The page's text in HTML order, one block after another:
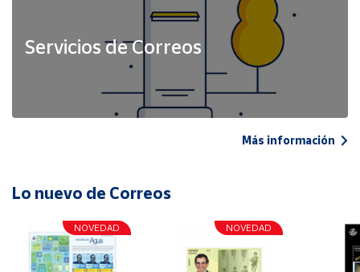
Servicios de Correos
Más información
Lo nuevo de Correos
NOVEDAD NOVEDAD